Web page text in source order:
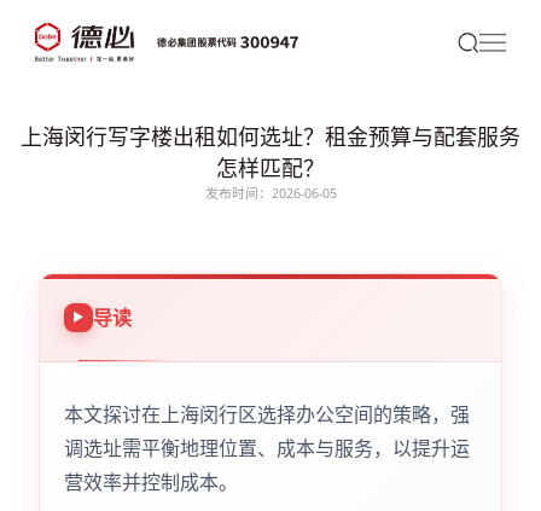
上海闵行写字楼出租如何选址？租金预算与配套服务
怎样匹配？
发布时间：2026-06-05
导读
本文探讨在上海闵行区选择办公空间的策略，强
调选址需平衡地理位置、成本与服务，以提升运
营效率并控制成本。